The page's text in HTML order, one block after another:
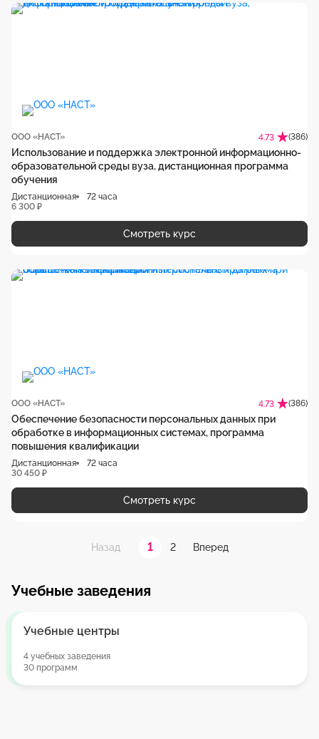
ООО «НАСТ» 4.73 (386)
Использование и поддержка электронной информационно-
образовательной среды вуза, дистанционная программа
обучения
Дистанционная
72 часа
6 300 ₽
Смотреть курс
ООО «НАСТ» 4.73 (386)
Обеспечение безопасности персональных данных при
обработке в информационных системах, программа
повышения квалификации
Дистанционная
72 часа
30 450 ₽
Смотреть курс
Назад 1 2 Вперед
Учебные заведения
Учебные центры
4 учебных заведения
30 программ